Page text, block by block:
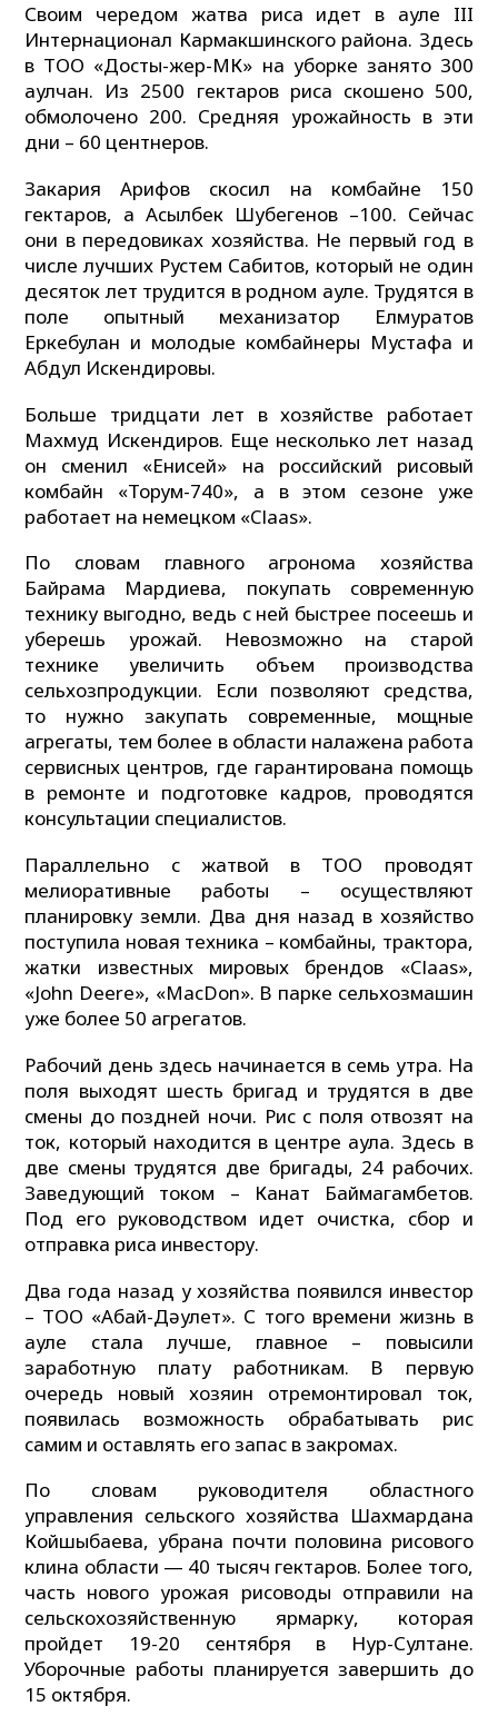
Своим чередом жатва риса идет в ауле III
Интернационал Кармакшинского района. Здесь
в ТОО «Достық-жер-МК» на уборке занято 300
аулчан. Из 2500 гектаров риса скошено 500,
обмолочено 200. Средняя урожайность в эти
дни – 60 центнеров.
Закария Арифов скосил на комбайне 150
гектаров, а Асылбек Шубегенов –100. Сейчас
они в передовиках хозяйства. Не первый год в
числе лучших Рустем Сабитов, который не один
десяток лет трудится в родном ауле. Трудятся в
поле опытный механизатор Елмуратов
Еркебулан и молодые комбайнеры Мустафа и
Абдул Искендировы.
Больше тридцати лет в хозяйстве работает
Махмуд Искендиров. Еще несколько лет назад
он сменил «Енисей» на российский рисовый
комбайн «Торум-740», а в этом сезоне уже
работает на немецком «Claas».
По словам главного агронома хозяйства
Байрама Мардиева, покупать современную
технику выгодно, ведь с ней быстрее посеешь и
уберешь урожай. Невозможно на старой
технике увеличить объем производства
сельхозпродукции. Если позволяют средства,
то нужно закупать современные, мощные
агрегаты, тем более в области налажена работа
сервисных центров, где гарантирована помощь
в ремонте и подготовке кадров, проводятся
консультации специалистов.
Параллельно с жатвой в ТОО проводят
мелиоративные работы – осуществляют
планировку земли. Два дня назад в хозяйство
поступила новая техника – комбайны, трактора,
жатки известных мировых брендов «Claas»,
«John Deere», «MacDon». В парке сельхозмашин
уже более 50 агрегатов.
Рабочий день здесь начинается в семь утра. На
поля выходят шесть бригад и трудятся в две
смены до поздней ночи. Рис с поля отвозят на
ток, который находится в центре аула. Здесь в
две смены трудятся две бригады, 24 рабочих.
Заведующий током – Канат Баймагамбетов.
Под его руководством идет очистка, сбор и
отправка риса инвестору.
Два года назад у хозяйства появился инвестор
– ТОО «Абай-Дәулет». С того времени жизнь в
ауле стала лучше, главное – повысили
заработную плату работникам. В первую
очередь новый хозяин отремонтировал ток,
появилась возможность обрабатывать рис
самим и оставлять его запас в закромах.
По словам руководителя областного
управления сельского хозяйства Шахмардана
Койшыбаева, убрана почти половина рисового
клина области — 40 тысяч гектаров. Более того,
часть нового урожая рисоводы отправили на
сельскохозяйственную ярмарку, которая
пройдет 19-20 сентября в Нур-Султане.
Уборочные работы планируется завершить до
15 октября.